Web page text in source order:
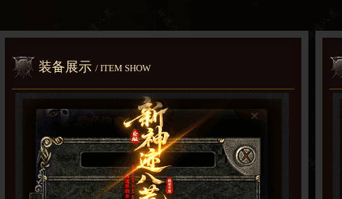
装备展示 / ITEM SHOW